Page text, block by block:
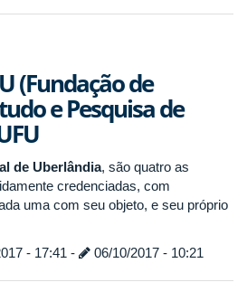
(Fundação de
e Pesquisa de
de Uberlândia, são quatro as
credenciadas, com
uma com seu objeto, e seu próprio
- 17:41 - 06/10/2017 - 10:21